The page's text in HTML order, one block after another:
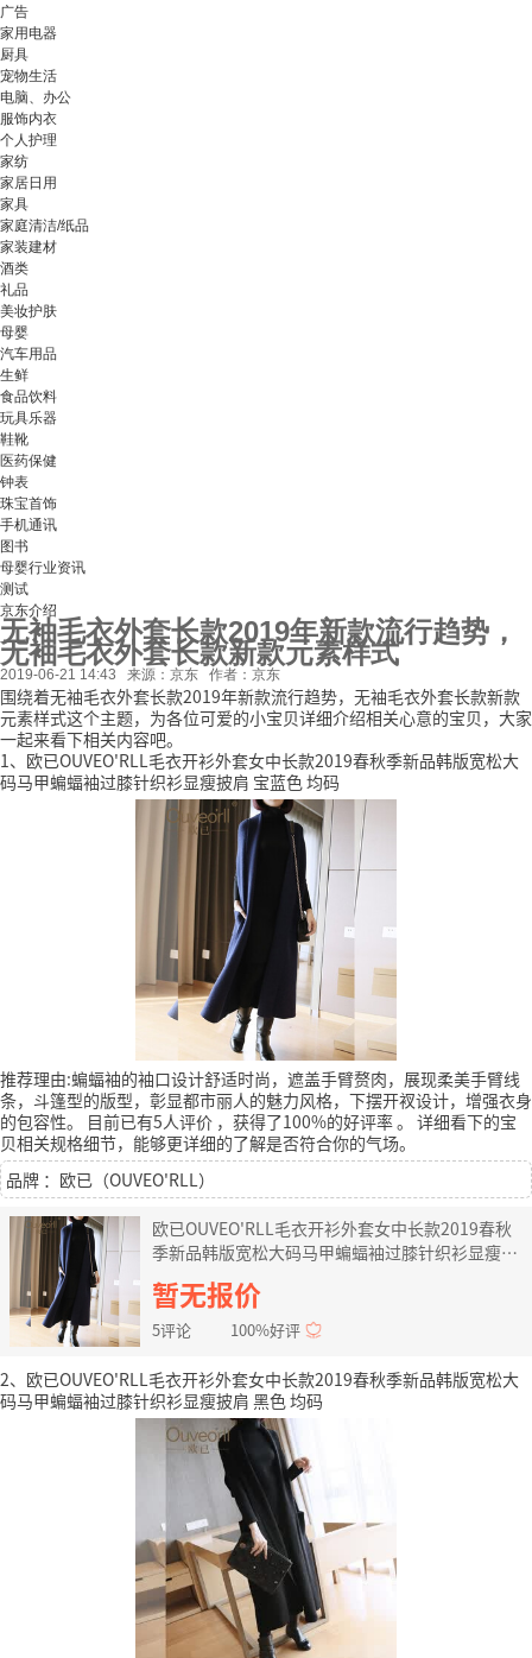
广告
家用电器
厨具
宠物生活
电脑、办公
服饰内衣
个人护理
家纺
家居日用
家具
家庭清洁/纸品
家装建材
酒类
礼品
美妆护肤
母婴
汽车用品
生鲜
食品饮料
玩具乐器
鞋靴
医药保健
钟表
珠宝首饰
手机通讯
图书
母婴行业资讯
测试
京东介绍
无袖毛衣外套长款2019年新款流行趋势，
无袖毛衣外套长款新款元素样式
2019-06-21 14:43 来源：京东 作者：京东
围绕着无袖毛衣外套长款2019年新款流行趋势，无袖毛衣外套长款新款
元素样式这个主题，为各位可爱的小宝贝详细介绍相关心意的宝贝，大家
一起来看下相关内容吧。
1、欧已OUVEO'RLL毛衣开衫外套女中长款2019春秋季新品韩版宽松大
码马甲蝙蝠袖过膝针织衫显瘦披肩 宝蓝色 均码
推荐理由:蝙蝠袖的袖口设计舒适时尚，遮盖手臂赘肉，展现柔美手臂线
条，斗篷型的版型，彰显都市丽人的魅力风格，下摆开衩设计，增强衣身
的包容性。
目前已有5人评价 ，获得了100%的好评率。 详细看下的宝
贝相关规格细节，能够更详细的了解是否符合你的气场。
品牌 ：欧已（OUVEO'RLL）
欧已OUVEO'RLL毛衣开衫外套女中长款2019春秋
季新品韩版宽松大码马甲蝙蝠袖过膝针织衫显瘦披
肩 宝蓝色 均码
暂无报价
5评论 100%好评
2、欧已OUVEO'RLL毛衣开衫外套女中长款2019春秋季新品韩版宽松大
码马甲蝙蝠袖过膝针织衫显瘦披肩 黑色 均码